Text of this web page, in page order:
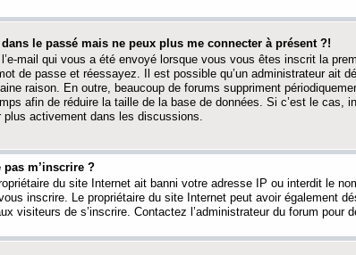
le passé mais ne peux plus me connecter à présent ?!
mail qui vous a été envoyé lorsque vous vous êtes inscrit la
de passe et réessayez. Il est possible qu’un administrateur ait
raison. En outre, beaucoup de forums suppriment
afin de réduire la taille de la base de données. Si c’est le cas,
plus activement dans les discussions.
m’inscrire ?
du site Internet ait banni votre adresse IP ou interdit le
inscrire. Le propriétaire du site Internet peut avoir également
visiteurs de s’inscrire. Contactez l’administrateur du forum pour